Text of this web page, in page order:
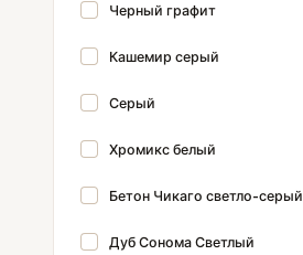
Черный графит
Кашемир серый
Серый
Хромикс белый
Бетон Чикаго светло-серый
Дуб Сонома Светлый